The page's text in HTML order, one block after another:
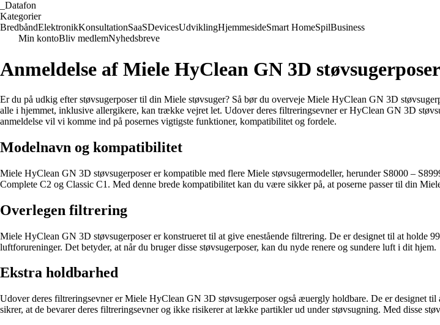
Datafon
Kategorier
BredbåndElektronikKonsultationSaaSDevicesUdviklingHjemmesideSmart HomeSpilBusiness
Min kontoBliv medlemNyhedsbreve
Anmeldelse af Miele HyClean GN 3D
Er du på udkig efter støvsugerposer til din Miele støvsuger? Så bør du overveje Miele HyClean GN 3D
alle i hjemmet, inklusive allergikere, kan trække vejret let. Udover deres filtreringsevner er HyClean GN 3D
anmeldelse vil vi komme ind på posernes vigtigste funktioner, kompatibilitet og fordele.
Modelnavn og kompatibilitet
Miele HyClean GN 3D støvsugerposer er kompatible med flere Miele støvsugermodeller, herunder S8000 –
Complete C2 og Classic C1. Med denne brede kompatibilitet kan du være sikker på, at poserne passer til din
Overlegen filtrering
Miele HyClean GN 3D støvsugerposer er konstrueret til at give enestående filtrering. De er designet til at holde
luftforureninger. Det betyder, at når du bruger disse støvsugerposer, kan du nyde renere og sundere luft i dit hjem.
Ekstra holdbarhed
Udover deres filtreringsevner er Miele HyClean GN 3D støvsugerposer også æuergly holdbare. De er designet
sikrer, at de bevarer deres filtreringsevner og ikke risikerer at lække partikler ud under støvsugning. Med disse